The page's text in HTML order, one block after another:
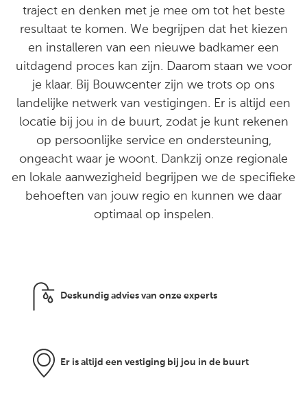
traject en denken met je mee om tot het beste
resultaat te komen. We begrijpen dat het kiezen
en installeren van een nieuwe badkamer een
uitdagend proces kan zijn. Daarom staan we voor
je klaar. Bij Bouwcenter zijn we trots op ons
landelijke netwerk van vestigingen. Er is altijd een
locatie bij jou in de buurt, zodat je kunt rekenen
op persoonlijke service en ondersteuning,
ongeacht waar je woont. Dankzij onze regionale
en lokale aanwezigheid begrijpen we de specifieke
behoeften van jouw regio en kunnen we daar
optimaal op inspelen.
Deskundig advies van onze experts
Er is altijd een vestiging bij jou in de buurt